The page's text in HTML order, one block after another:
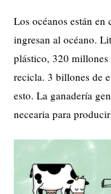
Los océanos están
ingresan al océano.
plástico, 320 millones
recicla. 3 billones de
esto. La ganadería
necearia para